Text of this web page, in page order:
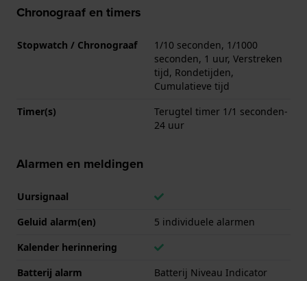
Chronograaf en timers
Stopwatch / Chronograaf
1/10 seconden, 1/1000
seconden, 1 uur, Verstreken
tijd, Rondetijden,
Cumulatieve tijd
Timer(s)
Terugtel timer 1/1 seconden-
24 uur
Alarmen en meldingen
Uursignaal
Geluid alarm(en)
5 individuele alarmen
Kalender herinnering
Batterij alarm
Batterij Niveau Indicator